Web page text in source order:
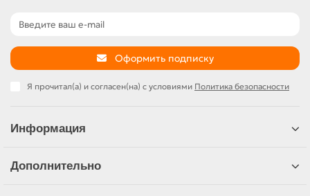
Оформить подписку
Я прочитал(а) и согласен(на) с условиями Политика безопасности
Информация
Дополнительно